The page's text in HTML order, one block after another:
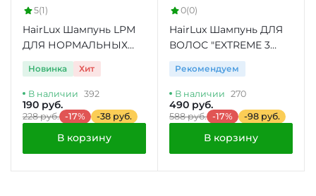
5(1)
HairLux Шампунь LPM
ДЛЯ НОРМАЛЬНЫХ
ВОЛОС ЯБЛОКО И
ОЛИВА
Новинка Хит
В наличии 392
190 руб.
228 руб. -17% -38 руб.
В корзину
0(0)
HairLux Шампунь ДЛЯ
ВОЛОС "EXTREME 3
МАСЛА"
Рекомендуем
В наличии 270
490 руб.
588 руб. -17% -98 руб.
В корзину